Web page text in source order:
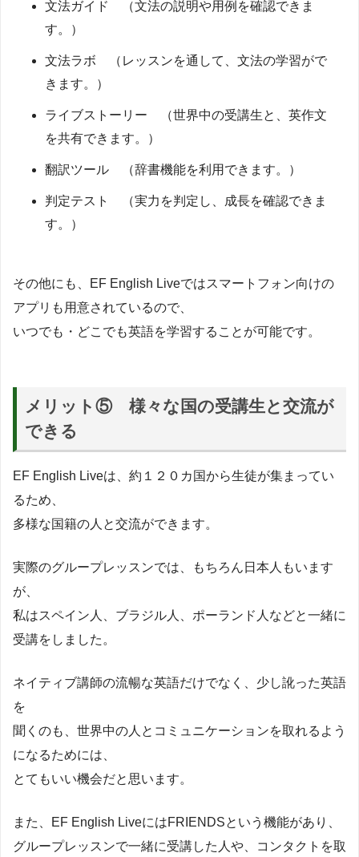
文法ガイド （文法の説明や用例を確認できま
す。）
文法ラボ （レッスンを通して、文法の学習がで
きます。）
ライブストーリー （世界中の受講生と、英作文
を共有できます。）
翻訳ツール （辞書機能を利用できます。）
判定テスト （実力を判定し、成長を確認できま
す。）
その他にも、EF English Liveではスマートフォン向けの
アプリも用意されているので、
いつでも・どこでも英語を学習することが可能です。
メリット⑤ 様々な国の受講生と交流が
できる
EF English Liveは、約１２０カ国から生徒が集まってい
るため、
多様な国籍の人と交流ができます。
実際のグループレッスンでは、もちろん日本人もいます
が、
私はスペイン人、ブラジル人、ポーランド人などと一緒に
受講をしました。
ネイティブ講師の流暢な英語だけでなく、少し訛った英語
を
聞くのも、世界中の人とコミュニケーションを取れるよう
になるためには、
とてもいい機会だと思います。
また、EF English LiveにはFRIENDSという機能があり、
グループレッスンで一緒に受講した人や、コンタクトを取